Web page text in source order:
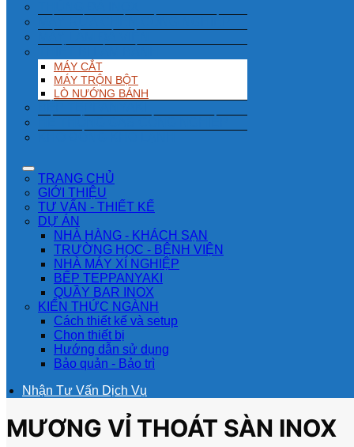
MÁY CẮT
MÁY TRỘN BỘT
LÒ NƯỚNG BÁNH
TRANG CHỦ
GIỚI THIỆU
TƯ VẤN - THIẾT KẾ
DỰ ÁN
NHÀ HÀNG - KHÁCH SẠN
TRƯỜNG HỌC - BỆNH VIỆN
NHÀ MÁY XÍ NGHIỆP
BẾP TEPPANYAKI
QUẦY BAR INOX
KIẾN THỨC NGÀNH
Cách thiết kế và setup
Chọn thiết bị
Hướng dẫn sử dụng
Bảo quản - Bảo trì
Nhận Tư Vấn Dịch Vụ
MƯƠNG VỈ THOÁT SÀN INOX